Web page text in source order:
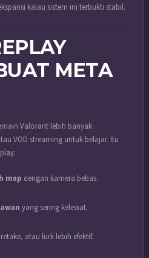
kalau sistem ini terbukti stabil.
META
Valorant lebih banyak
VOD streaming untuk belajar. Itu
map dengan kamera bebas.
yang sering kelewat.
atau lurk lebih efektif.